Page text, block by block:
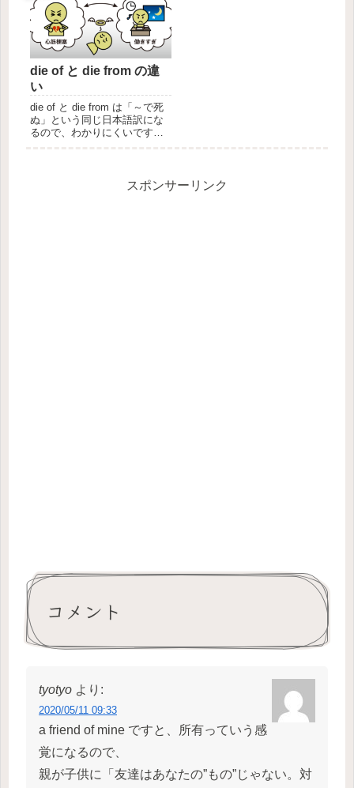
die of と die from の違
い
die of と die from は「～で死
ぬ」という同じ日本語訳にな
るので、わかりにくいですよ
した。die of の意味・例...スポンサーリンク
コメント
tyotyo より:
2020/05/11 09:33
a friend of mine ですと、所有っていう感
覚になるので、
親が子供に「友達はあなたの”もの”じゃない。対